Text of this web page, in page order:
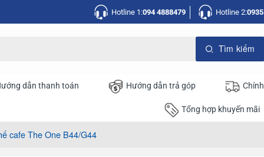
Hotline 1:094 4888479 Hotline 2:
dẫn thanh toán Hướng dẫn trả góp
Tổng hợp khuyến mãi
cafe The One B44/G44